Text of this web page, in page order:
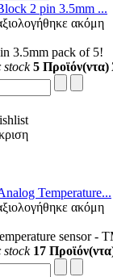
2 pin 3.5mm ...
ακόμη
3.5mm pack of 5!
stock 5 Προϊόν(ντα)
Temperature...
ακόμη
sensor -
stock 17